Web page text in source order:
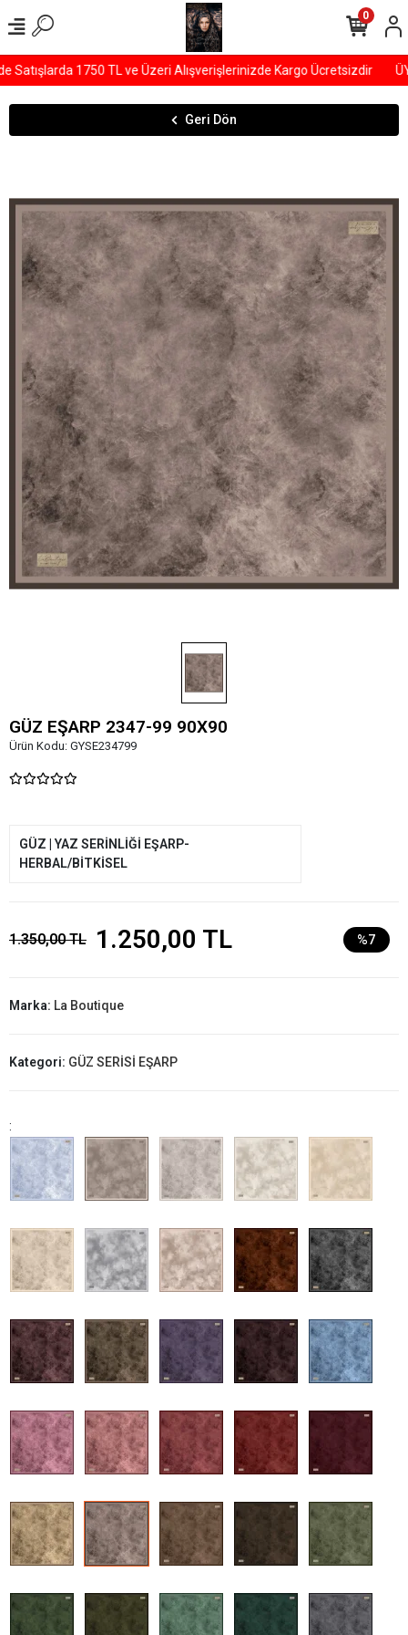
1750 TL ve Üzeri Alışverişlerinizde Kargo Ücretsizdir
0
Geri Dön
GÜZ EŞARP 2347-99 90X90
Ürün Kodu: GYSE234799
GÜZ | YAZ SERİNLİĞİ EŞARP-
HERBAL/BİTKİSEL
1.350,00 TL 1.250,00 TL %7
Marka: La Boutique
Kategori: GÜZ SERİSİ EŞARP
: